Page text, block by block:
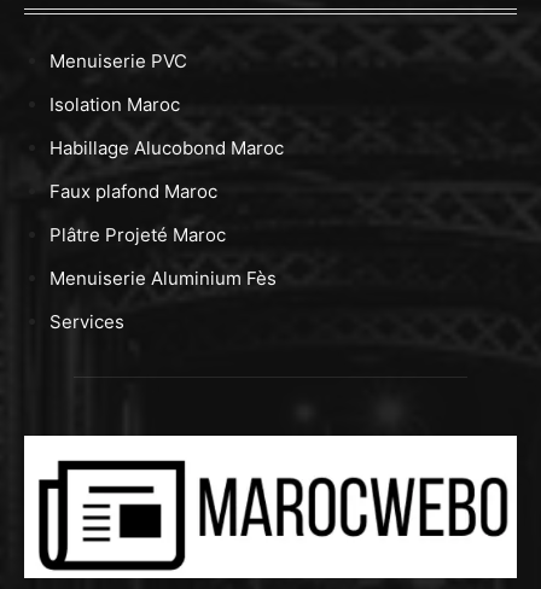
Menuiserie PVC
Isolation Maroc
Habillage Alucobond Maroc
Faux plafond Maroc
Plâtre Projeté Maroc
Menuiserie Aluminium Fès
Services